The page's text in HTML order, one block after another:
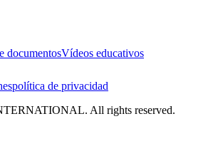
documentosVídeos educativos
política de privacidad
All rights reserved.